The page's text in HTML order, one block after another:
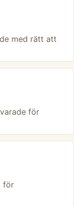
med rätt att
för
för